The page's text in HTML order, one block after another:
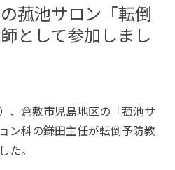
菰池サロン「転倒
として参加しまし
、倉敷市児島地区の「菰池サ
ン科の鎌田主任が転倒予防教
た。